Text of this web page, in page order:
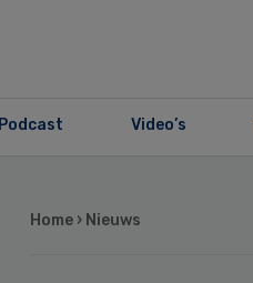
Podcast Video’s
Home › Nieuws